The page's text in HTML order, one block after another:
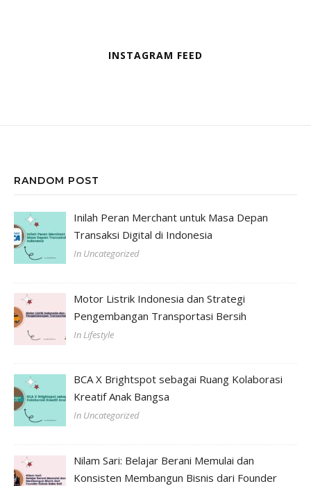
INSTAGRAM FEED
RANDOM POST
Inilah Peran Merchant untuk Masa Depan
Transaksi Digital di Indonesia
In Uncategorized
Motor Listrik Indonesia dan Strategi
Pengembangan Transportasi Bersih
In Lifestyle
BCA X Brightspot sebagai Ruang Kolaborasi
Kreatif Anak Bangsa
In Uncategorized
Nilam Sari: Belajar Berani Memulai dan
Konsisten Membangun Bisnis dari Founder